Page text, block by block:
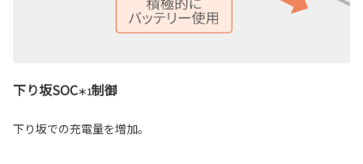
下り坂SOC＊1制御
下り坂での充電量を増加。